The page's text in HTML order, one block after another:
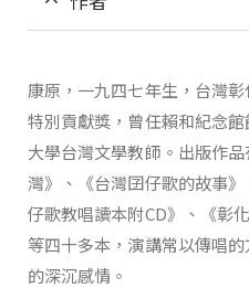
康原，一九四七年生，台灣
特別貢獻獎，曾任賴和紀念
大學台灣文學教師。出版作
灣》、《台灣囝仔歌的故事
仔歌教唱讀本附CD》、《彰
等四十多本，演講常以傳唱
的深沉感情。